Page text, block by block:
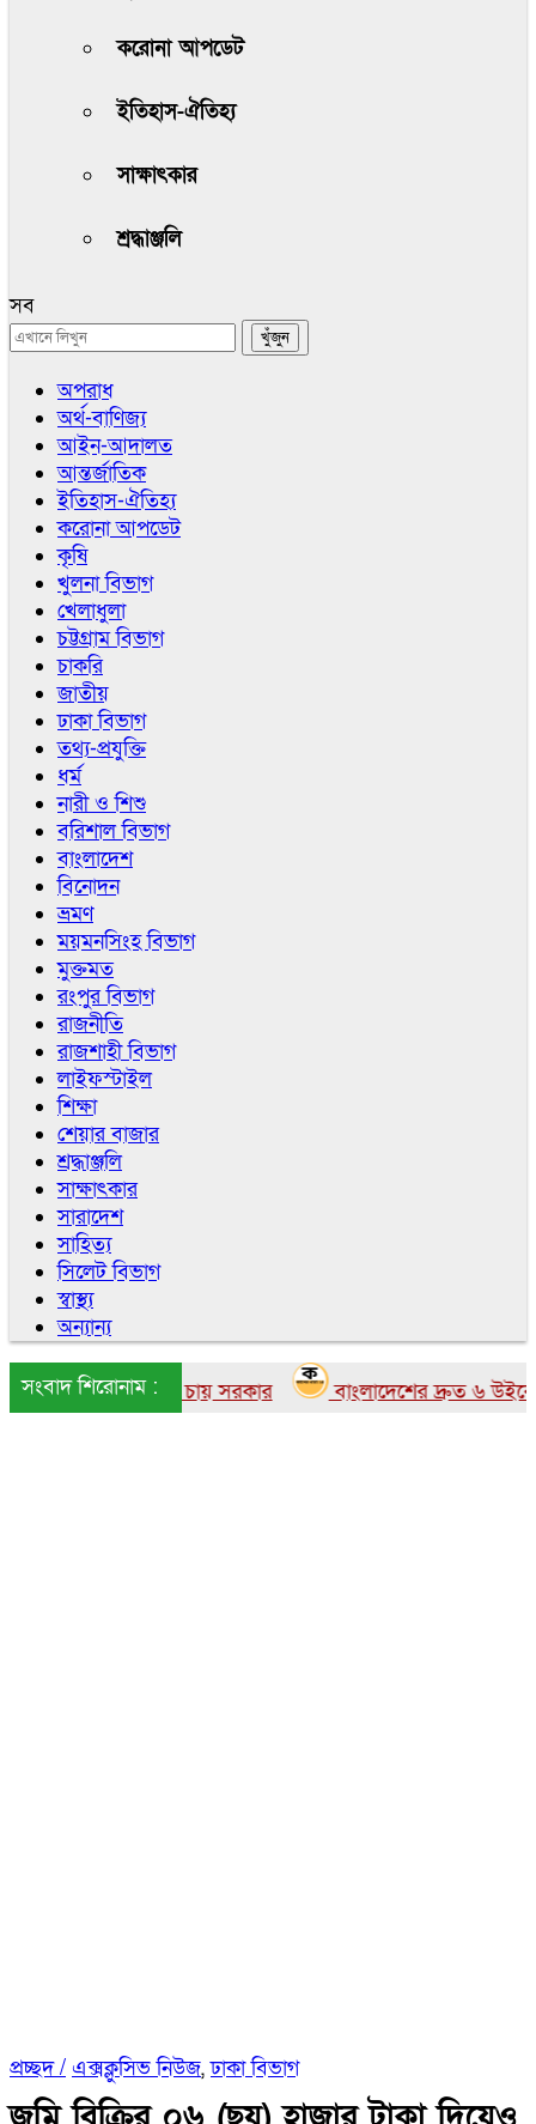
করোনা আপডেট
ইতিহাস-ঐতিহ্য
সাক্ষাৎকার
শ্রদ্ধাঞ্জলি
সব
অপরাধ
অর্থ-বাণিজ্য
আইন-আদালত
আন্তর্জাতিক
ইতিহাস-ঐতিহ্য
করোনা আপডেট
কৃষি
খুলনা বিভাগ
খেলাধুলা
চট্টগ্রাম বিভাগ
চাকরি
জাতীয়
ঢাকা বিভাগ
তথ্য-প্রযুক্তি
ধর্ম
নারী ও শিশু
বরিশাল বিভাগ
বাংলাদেশ
বিনোদন
ভ্রমণ
ময়মনসিংহ বিভাগ
মুক্তমত
রংপুর বিভাগ
রাজনীতি
রাজশাহী বিভাগ
লাইফস্টাইল
শিক্ষা
শেয়ার বাজার
শ্রদ্ধাঞ্জলি
সাক্ষাৎকার
সারাদেশ
সাহিত্য
সিলেট বিভাগ
স্বাস্থ্য
অন্যান্য
সংবাদ শিরোনাম :
আনতে চায় সরকার বাংলাদেশের দ্রুত ৬ উইকেটের
প্রচ্ছদ / এক্সক্লুসিভ নিউজ,ঢাকা বিভাগ